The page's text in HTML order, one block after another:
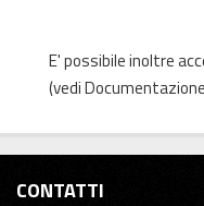
E' possibile inoltre
(vedi
CONTATTI